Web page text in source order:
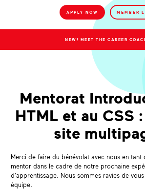
APPLY NOW MEMBER
NEW! MEET THE CAREER
Mentorat
HTML et au CSS
site
Merci de faire du bénévolat avec nous en tant
mentor dans le cadre de notre prochaine
d’apprentissage. Nous sommes ravies de
équipe.